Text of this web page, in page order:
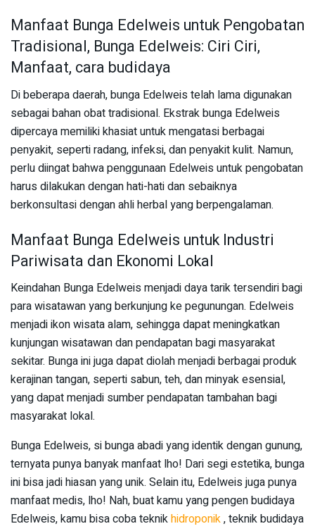
Manfaat Bunga Edelweis untuk Pengobatan
Tradisional, Bunga Edelweis: Ciri Ciri,
Manfaat, cara budidaya
Di beberapa daerah, bunga Edelweis telah lama digunakan
sebagai bahan obat tradisional. Ekstrak bunga Edelweis
dipercaya memiliki khasiat untuk mengatasi berbagai
penyakit, seperti radang, infeksi, dan penyakit kulit. Namun,
perlu diingat bahwa penggunaan Edelweis untuk pengobatan
harus dilakukan dengan hati-hati dan sebaiknya
berkonsultasi dengan ahli herbal yang berpengalaman.
Manfaat Bunga Edelweis untuk Industri
Pariwisata dan Ekonomi Lokal
Keindahan Bunga Edelweis menjadi daya tarik tersendiri bagi
para wisatawan yang berkunjung ke pegunungan. Edelweis
menjadi ikon wisata alam, sehingga dapat meningkatkan
kunjungan wisatawan dan pendapatan bagi masyarakat
sekitar. Bunga ini juga dapat diolah menjadi berbagai produk
kerajinan tangan, seperti sabun, teh, dan minyak esensial,
yang dapat menjadi sumber pendapatan tambahan bagi
masyarakat lokal.
Bunga Edelweis, si bunga abadi yang identik dengan gunung,
ternyata punya banyak manfaat lho! Dari segi estetika, bunga
ini bisa jadi hiasan yang unik. Selain itu, Edelweis juga punya
manfaat medis, lho! Nah, buat kamu yang pengen budidaya
Edelweis, kamu bisa coba teknikhidroponik, teknik budidaya